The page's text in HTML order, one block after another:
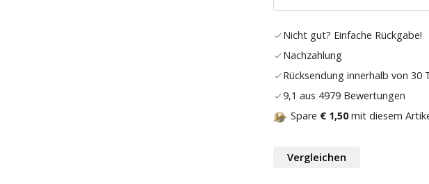
Nicht gut? Einfache Rückgabe!
Nachzahlung
Rücksendung innerhalb von 30
9,1 aus 4979 Bewertungen
Spare € 1,50mit diesem
Vergleichen